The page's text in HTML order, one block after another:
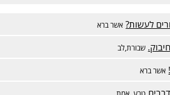
לעשות? אשר ברא
שבורת,לב
אשר ברא